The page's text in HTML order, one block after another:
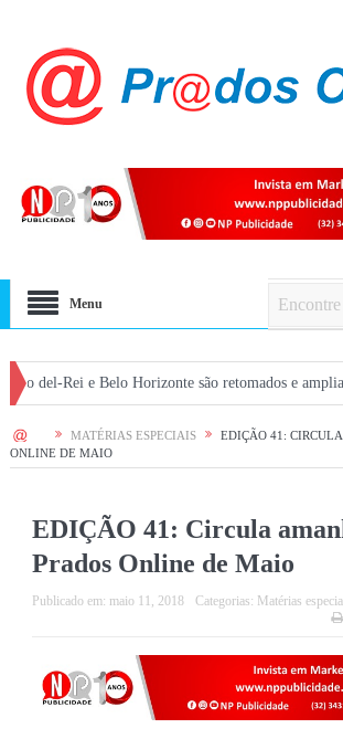
Menu
e Belo Horizonte são retomados e ampliam
HOME MATÉRIAS ESPECIAIS
EDIÇÃO 41:
ONLINE DE MAIO
EDIÇÃO 41: Circula
Prados Online de Maio
Publicado em: maio 11, 2018 Categorias: Matérias